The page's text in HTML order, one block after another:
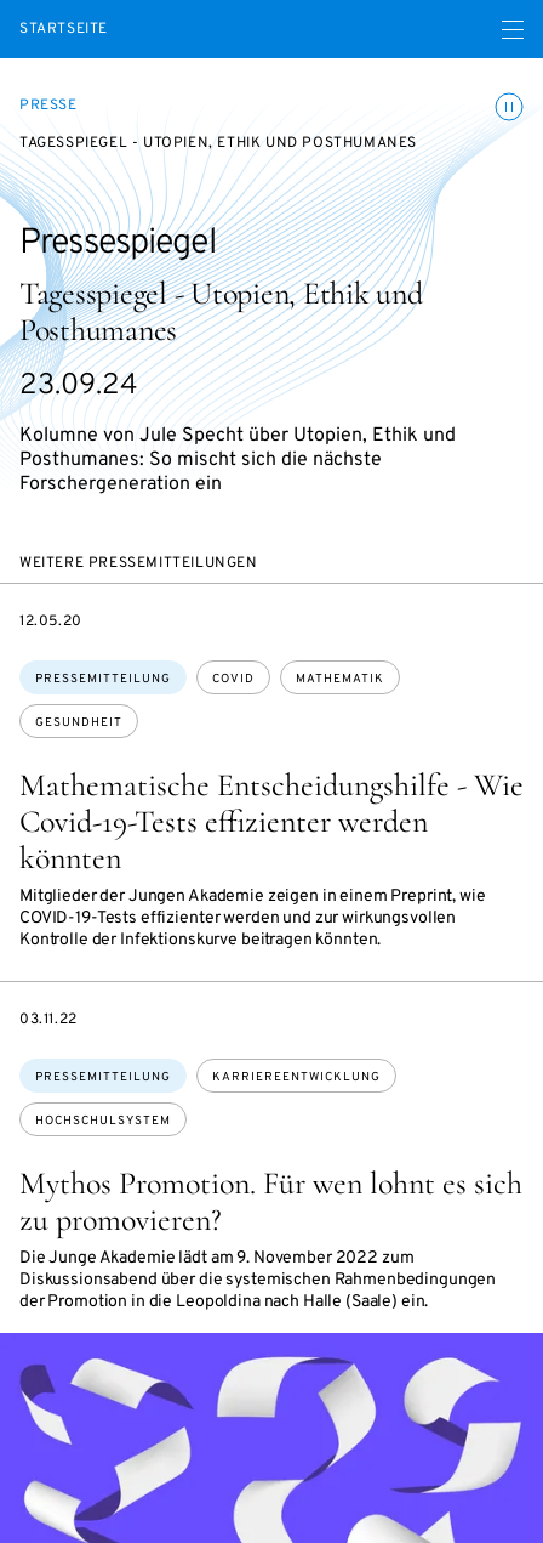
STARTSEITE Menü
PRESSE
TAGESSPIEGEL - UTOPIEN, ETHIK UND POSTHUMANES
Tagesspiegel - Utopien, Ethik und
Posthumanes
Pressespiegel
23.09.24
Kolumne von Jule Specht über Utopien, Ethik und
Posthumanes: So mischt sich die nächste
Forschergeneration ein
WEITERE PRESSEMITTEILUNGEN
Mathematische Entscheidungshilfe - Wie
Covid-19-Tests effizienter werden
könnten
Mitglieder der Jungen Akademie zeigen in einem Preprint, wie
COVID-19-Tests effizienter werden und zur wirkungsvollen
Kontrolle der Infektionskurve beitragen könnten.
Themen:
PRESSEMITTEILUNG COVID MATHEMATIK
GESUNDHEIT
DATE
12.05.20
Mythos Promotion. Für wen lohnt es sich
zu promovieren?
Die Junge Akademie lädt am 9. November 2022 zum
Diskussionsabend über die systemischen Rahmenbedingungen
der Promotion in die Leopoldina nach Halle (Saale) ein.
Themen:
PRESSEMITTEILUNG KARRIEREENTWICKLUNG
HOCHSCHULSYSTEM
DATE
03.11.22